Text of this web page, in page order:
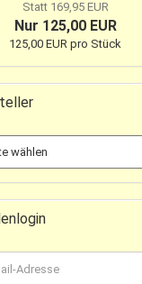
Statt 169,95 EUR
Nur 125,00 EUR
125,00 EUR pro Stück